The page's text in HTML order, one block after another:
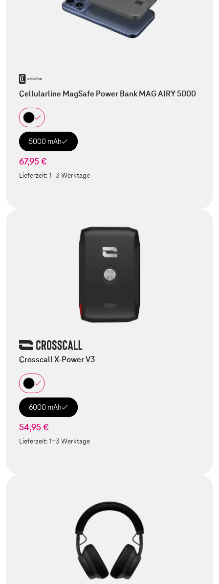
Cellularline MagSafe Power Bank MAG AIRY 5000
5000 mAh
67,95 €
Lieferzeit:1-3 Werktage
Crosscall X-Power V3
6000 mAh
54,95 €
Lieferzeit:1-3 Werktage